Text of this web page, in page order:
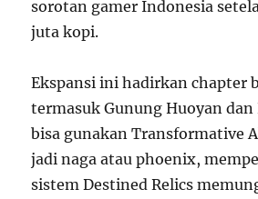
sorotan gamer Indonesia
juta kopi.
Ekspansi ini hadirkan chapter
termasuk Gunung Huoyan
bisa gunakan Transformative
jadi naga atau phoenix,
sistem Destined Relics